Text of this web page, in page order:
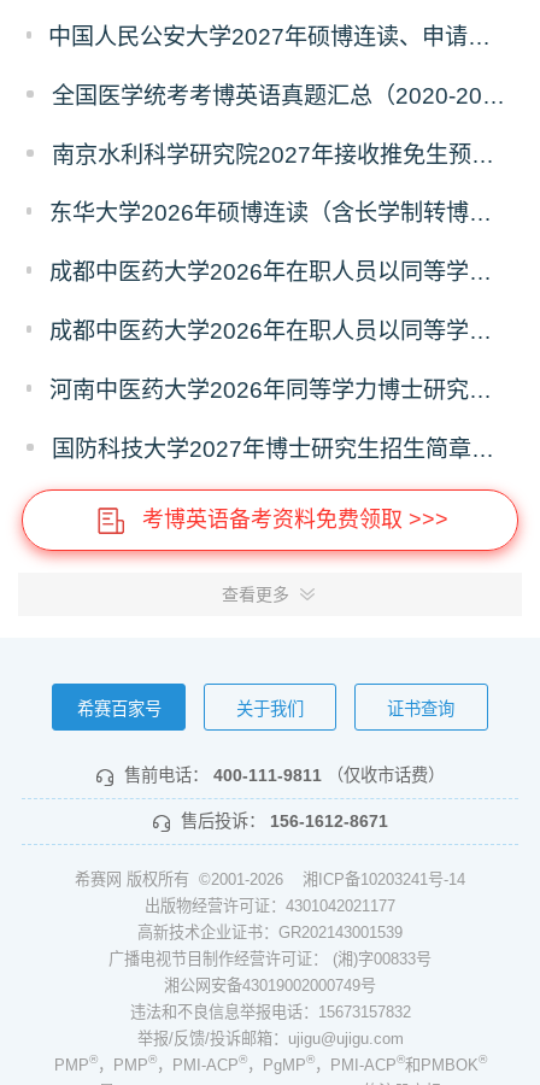
中国人民公安大学2027年硕博连读、申请考核、本科直博博士研究生招生报名事宜的通知
全国医学统考考博英语真题汇总（2020-2026年）
南京水利科学研究院2027年接收推免生预报名公告
东华大学2026年硕博连读（含长学制转博）博士研究生拟录取名单公示
成都中医药大学2026年在职人员以同等学力申请中西医结合博士学术学位招生章程
成都中医药大学2026年在职人员以同等学力申请中医博士专业学位招生章程
河南中医药大学2026年同等学力博士研究生招生拟进入复试人员名单公示
国防科技大学2027年博士研究生招生简章（预发版）
考博英语备考资料免费领取 >>>
查看更多
希赛百家号 关于我们 证书查询
售前电话： 400-111-9811 （仅收市话费）
售后投诉： 156-1612-8671
希赛网 版权所有 ©2001-2026 湘ICP备10203241号-14
出版物经营许可证：4301042021177
高新技术企业证书：GR202143001539
广播电视节目制作经营许可证： (湘)字00833号
湘公网安备43019002000749号
违法和不良信息举报电话：15673157832
举报/反馈/投诉邮箱：ujigu@ujigu.com
PMP®，PMP®，PMI-ACP®，PgMP®，PMI-ACP®和PMBOK®